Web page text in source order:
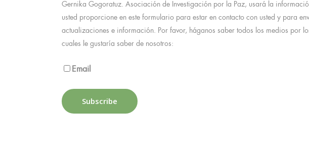
Gernika Gogoratuz. Asociación de Investigación por la Paz, usará la
usted proporcione en este formulario para estar en contacto con usted y para
actualizaciones e información. Por favor, háganos saber todos los medios por
cuales le gustaría saber de nosotros:
Email